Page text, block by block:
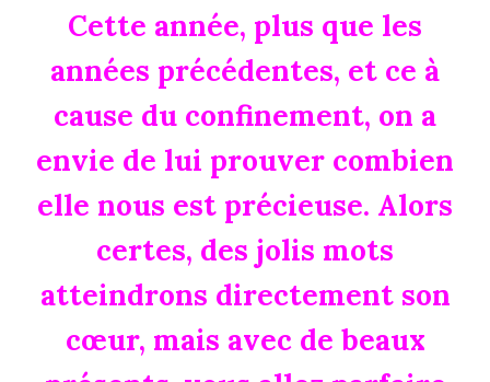
Cette année, plus que les
années précédentes, et ce à
cause du confinement, on a
envie de lui prouver combien
elle nous est précieuse. Alors
certes, des jolis mots
atteindrons directement son
cœur, mais avec de beaux